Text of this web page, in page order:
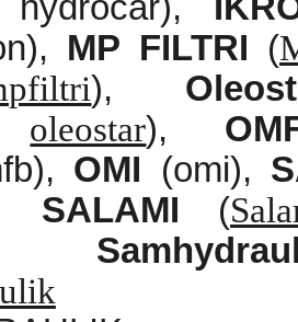
MP FILTRI (
),
oleostar),
OMI (omi),
SALAMI (